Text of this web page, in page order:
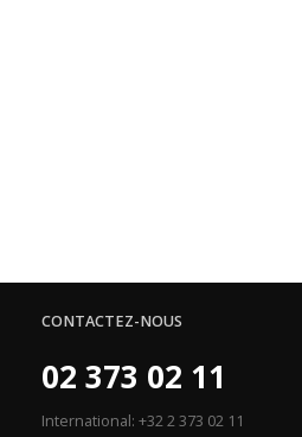
CONTACTEZ-NOUS
02 373 02 11
International: +32 2 373 02 11